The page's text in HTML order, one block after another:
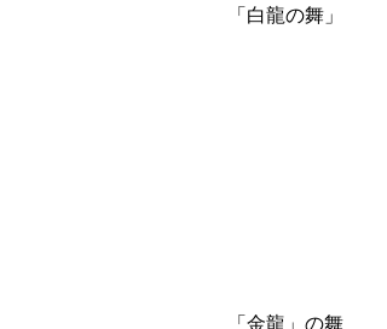
「白龍の舞」
「金龍」の舞